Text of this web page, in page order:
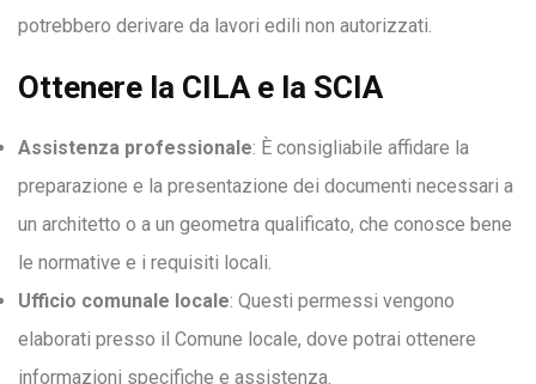
potrebbero derivare da lavori edili non autorizzati.
Ottenere la CILA e la SCIA
Assistenza professionale: È consigliabile affidare la
preparazione e la presentazione dei documenti necessari a
un architetto o a un geometra qualificato, che conosce bene
le normative e i requisiti locali.
Ufficio comunale locale: Questi permessi vengono
elaborati presso il Comune locale, dove potrai ottenere
informazioni specifiche e assistenza.